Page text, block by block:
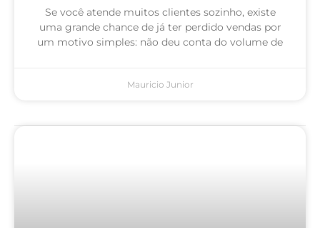
Se você atende muitos clientes sozinho, existe
uma grande chance de já ter perdido vendas por
um motivo simples: não deu conta do volume de
Mauricio Junior